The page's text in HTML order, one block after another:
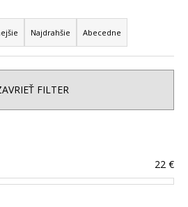
Najdrahšie Abecedne
FILTER
22 €